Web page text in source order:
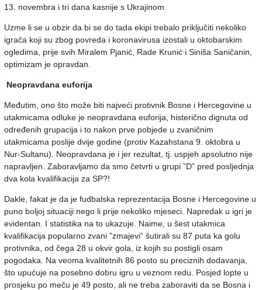
13. novembra i tri dana kasnije s Ukrajinom.
Uzme li se u obzir da bi se do tada ekipi trebalo priključiti nekoliko
igrača koji su zbog povreda i koronavirusa izostali u oktobarskim
ogledima, prije svih Miralem Pjanić, Rade Krunić i Siniša Saničanin,
optimizam je opravdan.
Neopravdana euforija
Međutim, ono što može biti najveći protivnik Bosne i Hercegovine u
utakmicama odluke je neopravdana euforija, histerično dignuta od
određenih grupacija i to nakon prve pobjede u zvaničnim
utakmicama poslije dvije godine (protiv Kazahstana 9. oktobra u
Nur-Sultanu). Neopravdana je i jer rezultat, tj. uspjeh apsolutno nije
napravljen. Zaboravljamo da smo četvrti u grupi ”D” pred posljednja
dva kola kvalifikacija za SP?!
Dakle, fakat je da je fudbalska reprezentacija Bosne i Hercegovine u
puno boljoj situaciji nego li prije nekoliko mjeseci. Napredak u igri je
evidentan. I statistika na to ukazuje. Naime, u šest utakmica
kvalifikacija popularno zvani ”zmajevi” šutirali su 87 puta ka golu
protivnika, od čega 28 u okvir gola, iz kojih su postigli osam
pogodaka. Na veoma kvalitetnih 86 posto su preciznih dodavanja,
što upućuje na posebno dobru igru u veznom redu. Posjed lopte u
prosjeku po meču je 49 posto, ali ne treba zaboraviti da se Bosna i